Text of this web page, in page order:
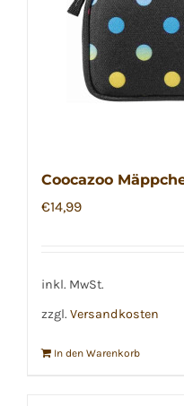
Coocazoo
€14,99
inkl. MwSt.
zzgl. Versandkosten
In den Warenkorb